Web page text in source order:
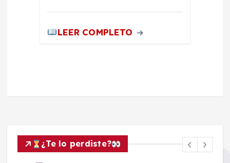
LEER COMPLETO
¿Te lo perdiste?